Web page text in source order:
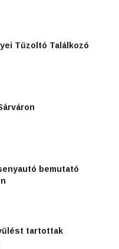
Tűzoltó Találkozó
bemutató
tartottak